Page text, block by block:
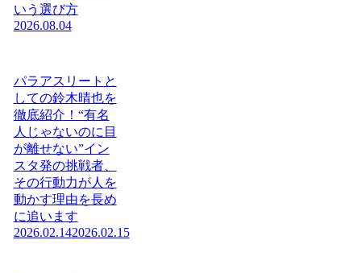
いう選び方
2026.08.04
パラアスリートと
しての鈴木晴也を
徹底紹介！“有名
人じゃないのに目
が離せない”イン
スタ発の挑戦者、
その行動力が人を
動かす理由を長め
に追います
2026.02.142026.02.15